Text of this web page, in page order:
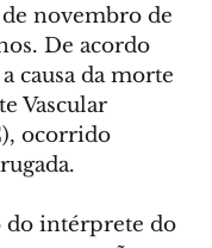
de novembro de
De acordo
causa da morte
Vascular
ocorrido
do intérprete do